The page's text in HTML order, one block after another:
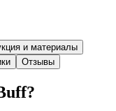
и материалы
Отзывы